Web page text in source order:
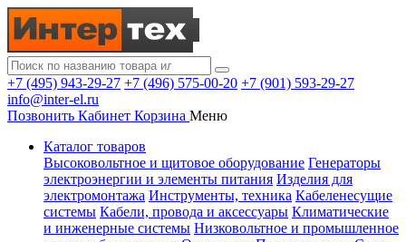
+7 (495) 943-29-27 +7 (496) 575-00-20 +7 (901) 593-29-27
info@inter-el.ru
Позвонить Кабинет Корзина Меню
Каталог товаров
Высоковольтное и щитовое оборудование Генераторы
электроэнергии и элементы питания Изделия для
электромонтажа Инструменты, техника Кабеленесущие
системы Кабели, провода и аксессуары Климатические
и инженерные системы Низковольтное и промышленное